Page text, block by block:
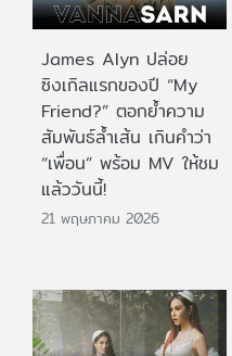
James Alyn ปล่อย
ซิงเกิลแรกของปี “My
Friend?” ตอกย้ำความ
สัมพันธ์ล้ำเส้น เกินคำว่า
“เพื่อน” พร้อม MV ให้ชม
แล้ววันนี้!
21 พฤษภาคม 2026